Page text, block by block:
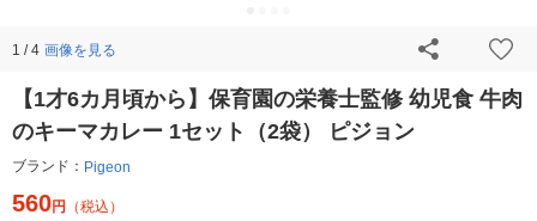
1 / 4 画像を見る
【1才6カ月頃から】保育園の栄養士監修 幼児食 牛肉
のキーマカレー 1セット（2袋） ピジョン
ブランド： Pigeon
560円
（税込）